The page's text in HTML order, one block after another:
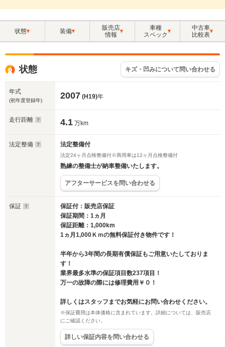
状態 装備
販売店
情報
車種
スペック
中古車
比較表
状態 キズ・凹みについて問い合わせる
年式
(初年度登録年) 2007 (H19)年
走行距離 4.1 万km
法定整備 法定整備付
法定24ヶ月点検整備付※商用車は12ヶ月点検整備付
熟練の整備士が納車整備いたします。
アフターサービスを問い合わせる
保証
保証付：販売店保証
保証期間：1ヵ月
保証距離：1,000km
1ヵ月1,000Ｋｍの無料保証付き物件です！
半年から3年間の長期有償保証もご用意いたしておりま
す！
業界最多水準の保証項目数237項目！
万一の故障の際には修理費用￥０！
詳しくはスタッフまでお気軽にお問い合わせください。
※保証費用は本体価格に含まれています。詳細については、販売店
にご確認ください。
詳しい保証内容を問い合わせる